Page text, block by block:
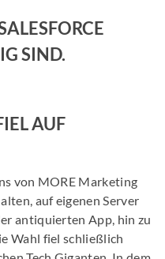
SIND.
AUF
von MORE Marketing
auf eigenen Server
antiquierten App, hin zu
Wahl fiel schließlich